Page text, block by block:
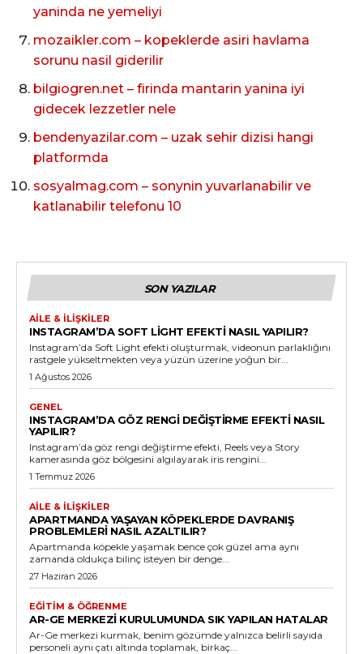
yaninda ne yemeliyi
mozaikler.com – kopeklerde asiri havlama
sorunu nasil giderilir
bilgiogren.net – firinda mantarin yanina iyi
gidecek lezzetler nele
bendenyazilar.com – uzak sehir dizisi hangi
platformda
sosyalmag.com – sonynin yuvarlanabilir ve
katlanabilir telefonu 10
SON YAZILAR
AILE & İLIŞKILER
INSTAGRAM’DA SOFT LIGHT EFEKTI NASIL YAPILIR?
Instagram’da Soft Light efekti oluşturmak, videonun parlaklığını
rastgele yükseltmekten veya yüzün üzerine yoğun bir...
1 Ağustos 2026
GENEL
INSTAGRAM’DA GÖZ RENGI DEĞIŞTIRME EFEKTI NASIL
YAPILIR?
Instagram’da göz rengi değiştirme efekti, Reels veya Story
kamerasında göz bölgesini algılayarak iris rengini...
1 Temmuz 2026
AILE & İLIŞKILER
APARTMANDA YAŞAYAN KÖPEKLERDE DAVRANIŞ
PROBLEMLERI NASIL AZALTILIR?
Apartmanda köpekle yaşamak bence çok güzel ama aynı
zamanda oldukça bilinç isteyen bir denge...
27 Haziran 2026
EĞITIM & ÖĞRENME
AR-GE MERKEZI KURULUMUNDA SIK YAPILAN HATALAR
Ar-Ge merkezi kurmak, benim gözümde yalnızca belirli sayıda
personeli aynı çatı altında toplamak, birkaç...